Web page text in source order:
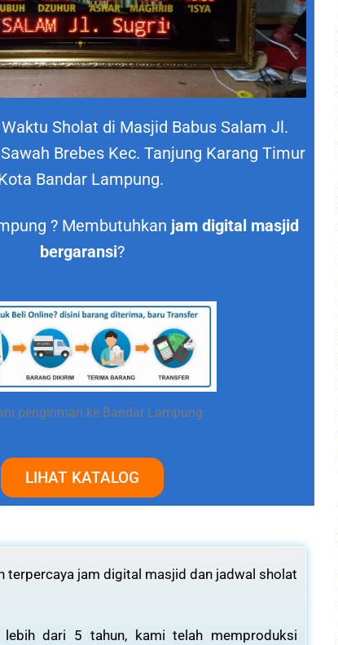
Sholat di Masjid Babus Salam Jl.
Brebes Kec. Tanjung Karang Timur
Bandar Lampung.
? Membutuhkan jam digital masjid
bergaransi?
pengiriman ke Bandar Lampung
LIHAT KATALOG
terpercaya jam digital masjid dan jadwal sholat
lebih dari 5 tahun, kami telah memproduksi